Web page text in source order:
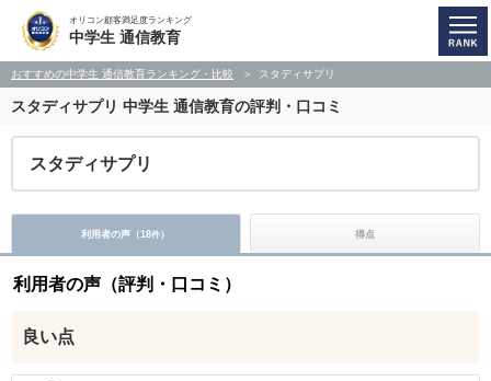
オリコン顧客満足度ランキング
中学生 通信教育
おすすめの中学生 通信教育ランキング・比較 スタディサプリ
スタディサプリ 中学生 通信教育の評判・口コミ
スタディサプリ
利用者の声（18件） 得点
利用者の声（評判・口コミ）
良い点